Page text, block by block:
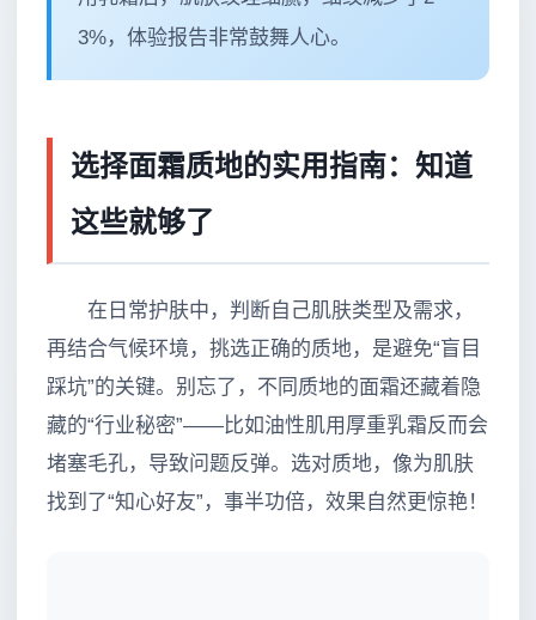
3%，体验报告非常鼓舞人心。
选择面霜质地的实用指南：知道
这些就够了
在日常护肤中，判断自己肌肤类型及需求，
再结合气候环境，挑选正确的质地，是避免“盲目
踩坑”的关键。别忘了，不同质地的面霜还藏着隐
藏的“行业秘密”——比如油性肌用厚重乳霜反而会
堵塞毛孔，导致问题反弹。选对质地，像为肌肤
找到了“知心好友”，事半功倍，效果自然更惊艳！